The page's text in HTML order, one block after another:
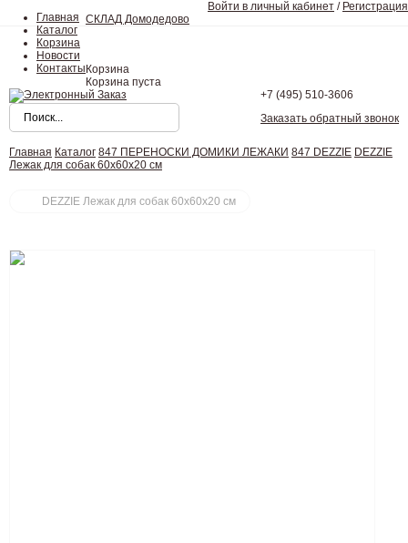
Главная
Каталог
Корзина
Новости
Контакты
Войти в личный кабинет / Регистрация
СКЛАД Домодедово
Корзина
Корзина пуста
+7 (495) 510-3606
Заказать обратный звонок
Главная Каталог 847 ПЕРЕНОСКИ ДОМИКИ ЛЕЖАКИ 847 DEZZIE DEZZIE
Лежак для собак 60х60х20 см
DEZZIE Лежак для собак 60х60х20 см